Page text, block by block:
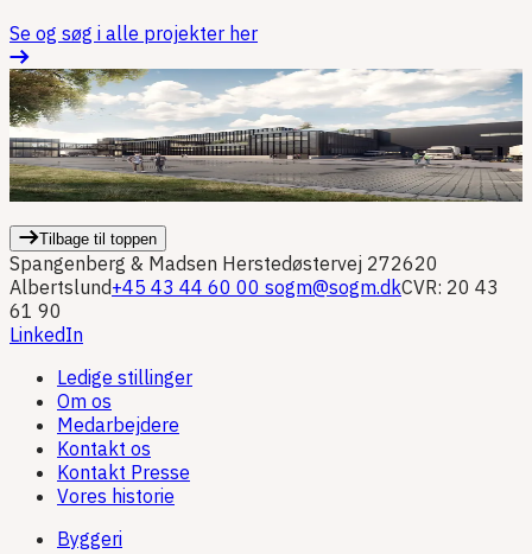
Se og søg i alle projekter her
Industri
Industri/lagerElVVSEnergiIndeklimaDGNBBæredygtighed
Normal: Logistikpark Hedensted
Tilbage til toppen
Spangenberg & Madsen Herstedøstervej 272620
Albertslund+45 43 44 60 00 sogm@sogm.dkCVR: 20 43
61 90
LinkedIn
Ledige stillinger
Om os
Medarbejdere
Kontakt os
Kontakt Presse
Vores historie
Byggeri